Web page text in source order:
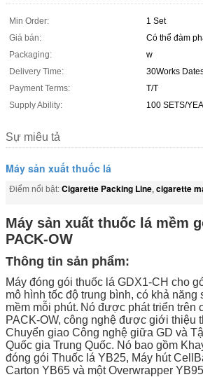
Min Order:
1 Set
Giá bán:
Có thể đàm
Packaging:
w
Delivery Time:
30Works
Payment Terms:
T/T
Supply Ability:
100 SETS/
Sự miêu tả
Máy sản xuất thuốc lá
Điểm nổi bật: Cigarette Packing Line, cigarette
Máy sản xuất thuốc lá mềm
PACK-OW
Thông tin sản phẩm:
Máy đóng gói thuốc lá GDX1-CH cho
mô hình tốc độ trung bình, có khả năng
mềm mỗi phút. Nó được phát triển trên
PACK-OW, công nghệ được giới thiệu
Chuyển giao Công nghệ giữa GD và
Quốc gia Trung Quốc. Nó bao gồm
đóng gói Thuốc lá YB25, Máy hút
Carton YB65 và một Overwrapper